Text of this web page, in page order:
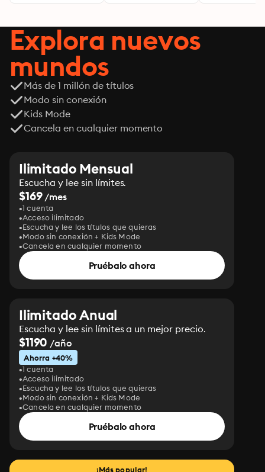
Explora nuevos
mundos
Más de 1 millón de títulos
Modo sin conexión
Kids Mode
Cancela en cualquier momento
Ilimitado Mensual
Escucha y lee sin límites.
$169/mes
1 cuenta
Acceso ilimitado
Escucha y lee los títulos que quieras
Modo sin conexión + Kids Mode
Cancela en cualquier momento
Pruébalo ahora
Ilimitado Anual
Escucha y lee sin límites a un mejor precio.
$1190 /año
Ahorra +40%
1 cuenta
Acceso ilimitado
Escucha y lee los títulos que quieras
Modo sin conexión + Kids Mode
Cancela en cualquier momento
Pruébalo ahora
¡Más popular!